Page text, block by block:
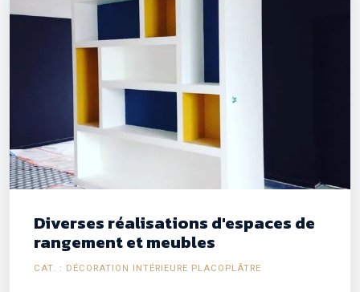
Diverses réalisations d'espaces de
rangement et meubles
CAT. : DÉCORATION INTÉRIEURE PLACOPLÂTRE